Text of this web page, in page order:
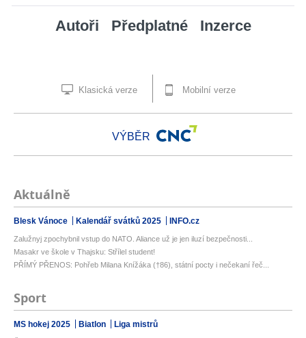
Autoři Předplatné Inzerce
Klasická verze Mobilní verze
VÝBĚR
Aktuálně
Blesk Vánoce Kalendář svátků 2025 INFO.cz
Zalužnyj zpochybnil vstup do NATO. Aliance už je jen iluzí bezpečnosti...
Masakr ve škole v Thajsku: Střílel student!
PŘÍMÝ PŘENOS: Pohřeb Milana Knížáka (†86), státní pocty i nečekaní řeč...
Sport
MS hokej 2025 Biatlon Liga mistrů